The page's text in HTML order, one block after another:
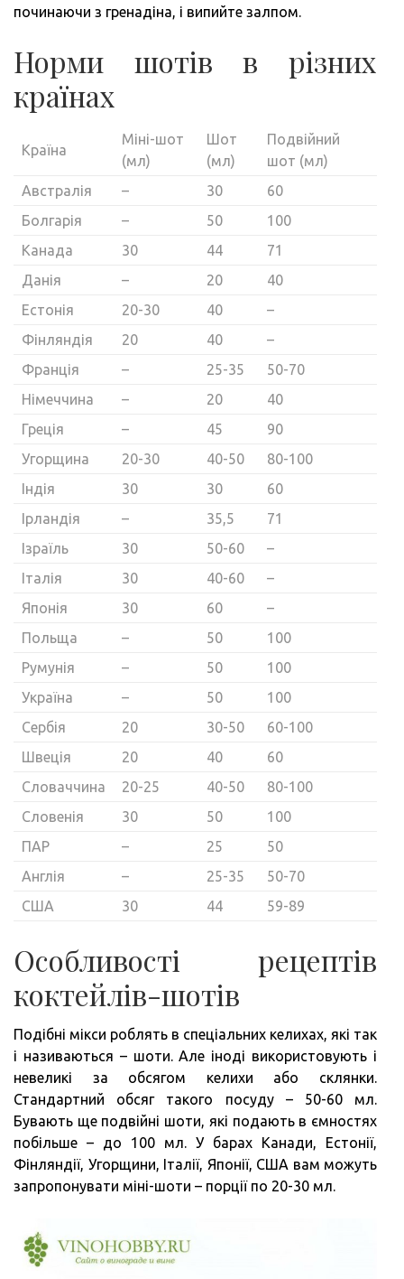
починаючи з гренадіна, і випийте залпом.
Норми шотів в різних
країнах
Країна
Міні-шот
(мл)
Шот
(мл)
Подвійний
шот (мл)
Австралія
– 30
60
Болгарія
– 50
100
Канада
30 44
71
Данія
– 20
40
Естонія
20-30 40
–
Фінляндія
20 40
–
Франція
– 25-35
50-70
Німеччина
– 20
40
Греція
– 45
90
Угорщина
20-30 40-50
80-100
Індія
30 30
60
Ірландія
– 35,5
71
Ізраїль
30 50-60
–
Італія
30 40-60
–
Японія
30 60
–
Польща
– 50
100
Румунія
– 50
100
Україна
– 50
100
Сербія
20 30-50
60-100
Швеція
20 40
60
Словаччина
20-25 40-50
80-100
Словенія
30 50
100
ПАР
– 25
50
Англія
– 25-35
50-70
США
30 44 59-89
Особливості рецептів
коктейлів-шотів
Подібні мікси роблять в спеціальних келихах, які так
і називаються – шоти. Але іноді використовують і
невеликі за обсягом келихи або склянки.
Стандартний обсяг такого посуду – 50-60 мл.
Бувають ще подвійні шоти, які подають в ємностях
побільше – до 100 мл. У барах Канади, Естонії,
Фінляндії, Угорщини, Італії, Японії, США вам можуть
запропонувати міні-шоти – порції по 20-30 мл.